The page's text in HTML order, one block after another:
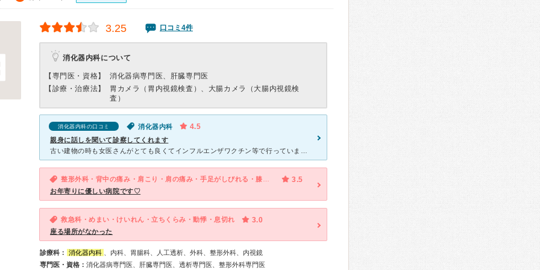
3.25 口コミ4件
消化器内科について
【専門医・資格】
消化器病専門医、肝臓専門医
【診療・治療法】
胃カメラ（胃内視鏡検査）、大腸カメラ（大腸内視鏡検
査）
消化器内科の口コミ 消化器内科 4.5
親身に話しを聞いて診察してくれます
3.5
お年寄りに優しい病院です♡
救急科・めまい・けいれん・立ちくらみ・動悸・息切れ 3.0
座る場所がなかった
診療科： 消化器内科
、内科、胃腸科、人工透析、外科、整形外科、内視鏡
専門医・資格： 消化器病専門医、肝臓専門医、透析専門医、整形外科専門医